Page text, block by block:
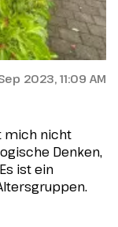
2023, 11:09 AM
mich nicht
Denken,
ist ein